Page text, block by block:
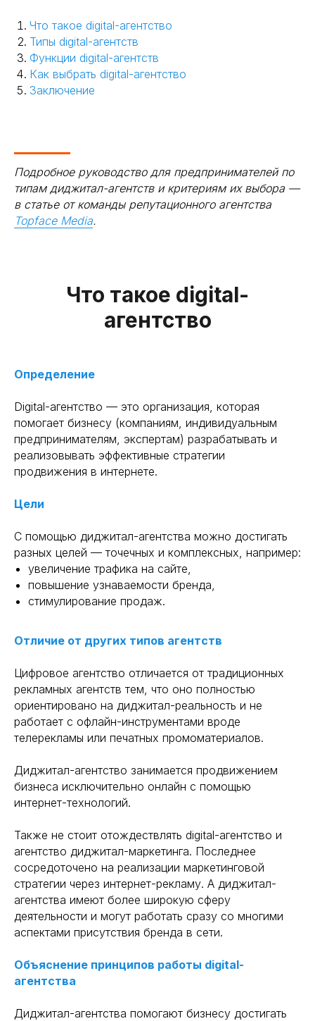
Что такое digital-агентство
Типы digital-агентств
Функции digital-агентств
Как выбрать digital-агентство
Заключение
Подробное руководство для предпринимателей по
типам диджитал-агентств и критериям их выбора —
в статье от команды репутационного агентства
Topface Media.
Что такое digital-
агентство
Определение
Digital-агентство — это организация, которая
помогает бизнесу (компаниям, индивидуальным
предпринимателям, экспертам) разрабатывать и
реализовывать эффективные стратегии
продвижения в интернете.
Цели
С помощью диджитал-агентства можно достигать
разных целей — точечных и комплексных, например:
увеличение трафика на сайте,
повышение узнаваемости бренда,
стимулирование продаж.
Отличие от других типов агентств
Цифровое агентство отличается от традиционных
рекламных агентств тем, что оно полностью
ориентировано на диджитал-реальность и не
работает с офлайн-инструментами вроде
телерекламы или печатных промоматериалов.
Диджитал-агентство занимается продвижением
бизнеса исключительно онлайн с помощью
интернет-технологий.
Также не стоит отождествлять digital-агентство и
агентство диджитал-маркетинга. Последнее
сосредоточено на реализации маркетинговой
стратегии через интернет-рекламу. А диджитал-
агентства имеют более широкую сферу
деятельности и могут работать сразу со многими
аспектами присутствия бренда в сети.
Объяснение принципов работы digital-
агентства
Диджитал-агентства помогают бизнесу достигать